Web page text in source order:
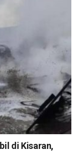
di Kisaran,